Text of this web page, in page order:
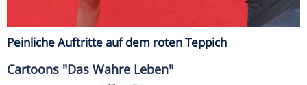
Peinliche Auftritte auf dem roten Teppich
Cartoons "Das Wahre Leben"